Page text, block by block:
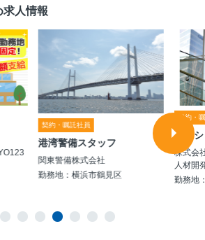
求人情報
契約・嘱託社員
港湾警備スタッフ
関東警備株式会社
勤務地：横浜市鶴見区
契約・
マン
株式会
人材開
勤務地